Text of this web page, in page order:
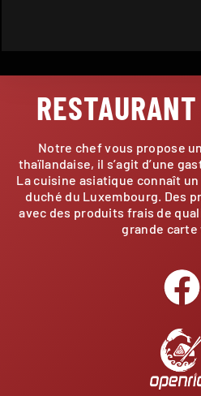
Notre chef vous propose
thaïlandaise, il s’agit d’une
La cuisine asiatique connaît
duché du Luxembourg. Des
avec des produits frais de
grande carte